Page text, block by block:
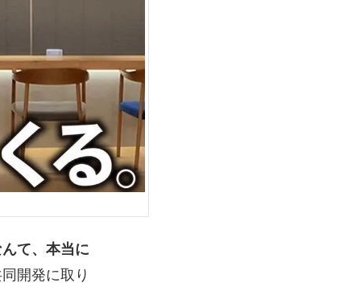
て、本当に
開発に取り